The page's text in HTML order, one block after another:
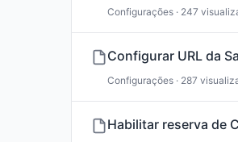
Configurações · 247
Configurar URL da
Configurações · 287
Habilitar reserva de